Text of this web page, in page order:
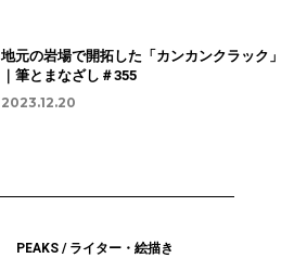
地元の岩場で開拓した「カンカンクラック」
｜筆とまなざし＃355
2023.12.20
PEAKS / ライター・絵描き